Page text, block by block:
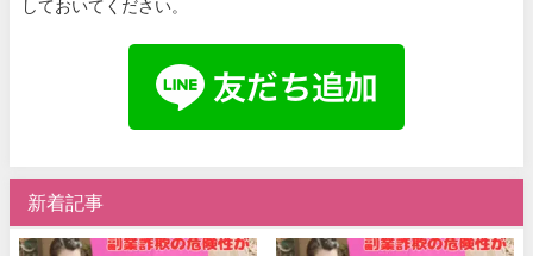
しておいてください。
新着記事